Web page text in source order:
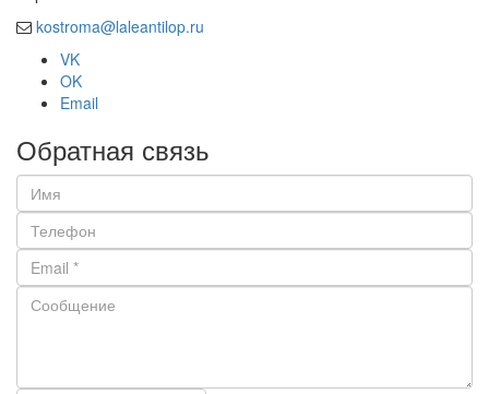
kostroma@laleantilop.ru
VK
OK
Email
Обратная связь